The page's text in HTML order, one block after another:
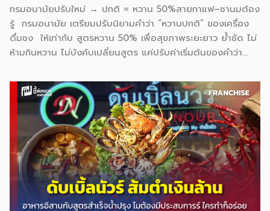
กรมอนามัยปรับใหม่ → ปกติ = หวาน 50%สายกาแฟ–ชานมต้อง
รู้ กรมอนามัย เตรียมปรับนิยามคำว่า “หวานปกติ” ของเครื่อง
ดื่มชง ให้เท่ากับ สูตรหวาน 50% เพื่อสุขภาพระยะยาว ย้ำชัด ไม่
ห้ามกินหวาน ไม่บังคับเปลี่ยนสูตร แค่ปรับค่าเริ่มต้นของคำว่า
การวัดเปอร์เซ็นต์ความหวานและความเท่ากันของแต่ละร้าน จะมี
การชี้แจงรายละเอียดเพิ่มเติมในการเปิดตัวอย่างเป็นทางการวันที่
11 กุมภาพันธ์นี้ แบรนด์ที่เข้าร่วม Inthanin / Cafe Amazon /
All Cafe / Bellinee’s / Black Canyon สามารถติดตาม
ข้อมูลแบบอินไซด์อื่น ๆได้ที่ Facebook : รีวิวอินไซด์ Website
: ชี้ช่องรวย